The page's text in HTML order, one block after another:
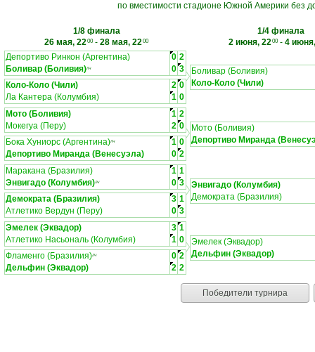
по вместимости стадионе Южной Америки без
1/8 финала
26 мая, 2200- 28 мая, 2200
1/4 финала
2 июня, 2200- 4
Депортиво Ринкон (Аргентина)
0 2
Боливар (Боливия)ЛЧ 0 3
Коло-Коло (Чили)
2 0
Ла Кантера (Колумбия)
1 0
Боливар (Боливия)
Коло-Коло (Чили)
Мото (Боливия) 1 2
Мокегуа (Перу)
2 0
Бока Хуниорс (Аргентина)ЛЧ 1 0
Депортиво Миранда (Венесуэла)
0 2
Мото (Боливия)
Депортиво Миранда
Маракана (Бразилия) 1 1
Энвигадо (Колумбия)ЛЧ 0 3
Демократа (Бразилия)
3 1
Атлетико Вердун (Перу)
0 3
Энвигадо (Колумбия)
Демократа (Бразилия)
Эмелек (Эквадор) 3 1
Атлетико Насьональ (Колумбия)
1 0
Фламенго (Бразилия)ЛЧ 0 2
Дельфин (Эквадор)
2 2
Эмелек (Эквадор)
Дельфин (Эквадор)
Победители турнира